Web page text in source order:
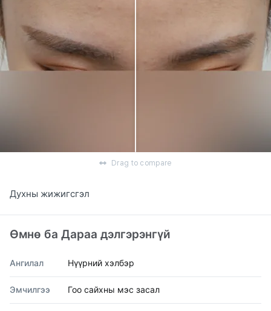
Drag to compare
Духны жижигсгэл
Өмнө ба Дараа дэлгэрэнгүй
Ангилал Нүүрний хэлбэр
Эмчилгээ Гоо сайхны мэс засал